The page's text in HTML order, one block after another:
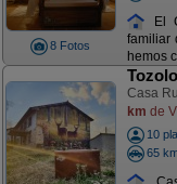
8 Fotos
El
familiar
hemos
Casa
km de
10
65